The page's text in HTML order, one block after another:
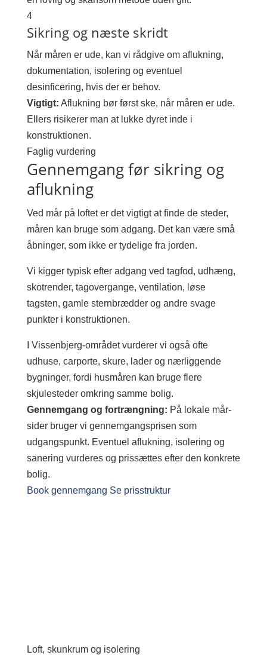
4
Sikring og næste skridt
Når måren er ude, kan vi rådgive om aflukning,
dokumentation, isolering og eventuel
desinficering, hvis der er behov.
Vigtigt: Aflukning bør først ske, når måren er ude.
Ellers risikerer man at lukke dyret inde i
konstruktionen.
Faglig vurdering
Gennemgang før sikring og
aflukning
Ved mår på loftet er det vigtigt at finde de steder,
måren kan bruge som adgang. Det kan være små
åbninger, som ikke er tydelige fra jorden.
Vi kigger typisk efter adgang ved tagfod, udhæng,
skotrender, tagovergange, ventilation, løse
tagsten, gamle sternbrædder og andre svage
punkter i konstruktionen.
I Vissenbjerg-området vurderer vi også ofte
udhuse, carporte, skure, lader og nærliggende
bygninger, fordi husmåren kan bruge flere
skjulesteder omkring samme bolig.
Gennemgang og fortrængning: På lokale mår-
sider bruger vi gennemgangsprisen som
udgangspunkt. Eventuel aflukning, isolering og
sanering vurderes og prissættes efter den konkrete
bolig.
Book gennemgang Se prisstruktur
Loft, skunkrum og isolering